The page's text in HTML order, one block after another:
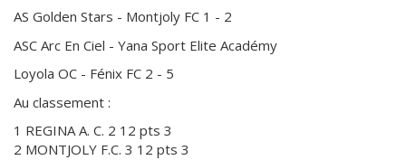
AS Golden Stars - Montjoly FC 1 - 2
ASC Arc En Ciel - Yana Sport Elite Académy
Loyola OC - Fénix FC 2 - 5
Au classement :
1 REGINA A. C. 2 12 pts 3
2 MONTJOLY F.C. 3 12 pts 3